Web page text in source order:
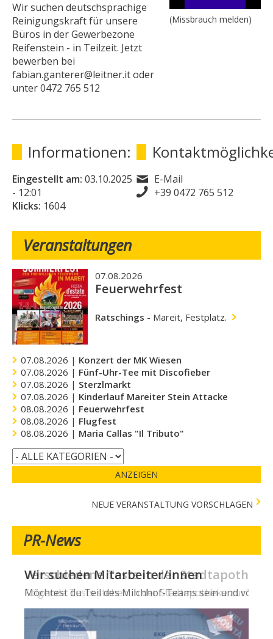
Wir suchen deutschsprachige
Reinigungskraft für unsere
Büros in der Gewerbezone
Reifenstein - in Teilzeit. Jetzt
bewerben bei
fabian.ganterer@leitner.it oder
unter 0472 765 512
(Missbrauch melden)
Informationen:
Eingestellt am: 03.10.2025
- 12:01
Klicks: 1604
E-Mail
+39 0472 765 512
Veranstaltungen
07.08.2026
Feuerwehrfest
Ratschings - Mareit, Festplatz.
07.08.2026 | Konzert der MK Wiesen
07.08.2026 | Fünf-Uhr-Tee mit Discofieber
07.08.2026 | Sterzlmarkt
07.08.2026 | Kinderlauf Mareiter Stein Attacke
08.08.2026 | Feuerwehrfest
08.08.2026 | Flugfest
08.08.2026 | Maria Callas "Il Tributo"
ANZEIGEN
NEUE VERANSTALTUNG VORSCHLAGEN
PR-News
Wir suchen Mitarbeiter/innen
Möchtest du Teil des Milchhof-Teams sein und von
Verschiedene Tests in der
Folgende Tests stehen in der Stadtapotheke zur